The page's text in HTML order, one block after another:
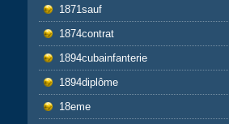
1871sauf
1874contrat
1894cubainfanterie
1894diplôme
18eme